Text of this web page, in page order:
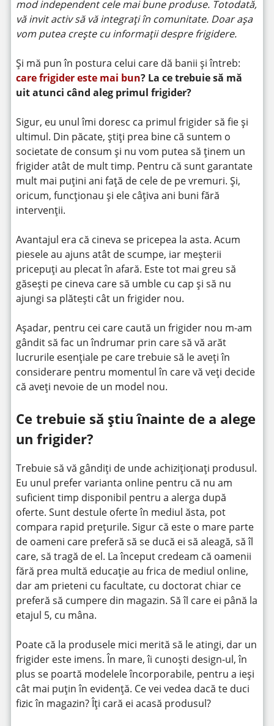
mod independent cele mai bune produse. Totodată,
vă invit activ să vă integrați în comunitate. Doar așa
vom putea crește cu informații despre frigidere.
Și mă pun în postura celui care dă banii și întreb:
care frigider este mai bun? La ce trebuie să mă
uit atunci când aleg primul frigider?
Sigur, eu unul îmi doresc ca primul frigider să fie și
ultimul. Din păcate, știți prea bine că suntem o
societate de consum și nu vom putea să ținem un
frigider atât de mult timp. Pentru că sunt garantate
mult mai puțini ani față de cele de pe vremuri. Și,
oricum, funcționau și ele câțiva ani buni fără
intervenții.
Avantajul era că cineva se pricepea la asta. Acum
piesele au ajuns atât de scumpe, iar meșterii
pricepuți au plecat în afară. Este tot mai greu să
găsești pe cineva care să umble cu cap și să nu
ajungi sa plătești cât un frigider nou.
Așadar, pentru cei care caută un frigider nou m-am
gândit să fac un îndrumar prin care să vă arăt
lucrurile esențiale pe care trebuie să le aveți în
considerare pentru momentul în care vă veți decide
că aveți nevoie de un model nou.
Ce trebuie să știu înainte de a alege
un frigider?
Trebuie să vă gândiți de unde achiziționați produsul.
Eu unul prefer varianta online pentru că nu am
suficient timp disponibil pentru a alerga după
oferte. Sunt destule oferte în mediul ăsta, pot
compara rapid prețurile. Sigur că este o mare parte
de oameni care preferă să se ducă ei să aleagă, să îl
care, să tragă de el. La început credeam că oamenii
fără prea multă educație au frica de mediul online,
dar am prieteni cu facultate, cu doctorat chiar ce
preferă să cumpere din magazin. Să îl care ei până la
etajul 5, cu mâna.
Poate că la produsele mici merită să le atingi, dar un
frigider este imens. În mare, îi cunoști design-ul, în
plus se poartă modelele încorporabile, pentru a ieși
cât mai puțin în evidență. Ce vei vedea dacă te duci
fizic în magazin? Îți cară ei acasă produsul?